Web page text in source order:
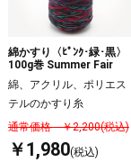
綿かすり〈ﾋﾟﾝｸ･緑･黒〉
100g巻 Summer Fair
綿、アクリル、ポリエス
テルのかすり糸
通常価格 ￥2,200(税込)
￥1,980(税込)